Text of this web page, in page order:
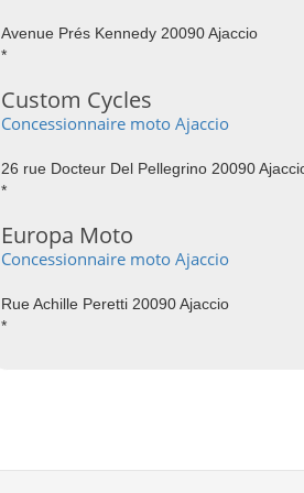
Avenue Prés Kennedy 20090 Ajaccio
*
Custom Cycles
Concessionnaire moto Ajaccio
26 rue Docteur Del Pellegrino 20090
*
Europa Moto
Concessionnaire moto Ajaccio
Rue Achille Peretti 20090 Ajaccio
*